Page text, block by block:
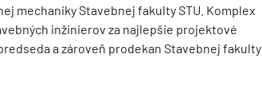
mechaniky Stavebnej fakulty STU. Komplex
inžinierov za najlepšie projektové
a zároveň prodekan Stavebnej fakulty